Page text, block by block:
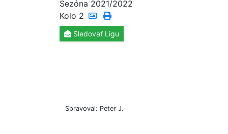
Sezóna 2021/2022
Kolo 2
Sledovať Ligu
Spravoval: Peter J.